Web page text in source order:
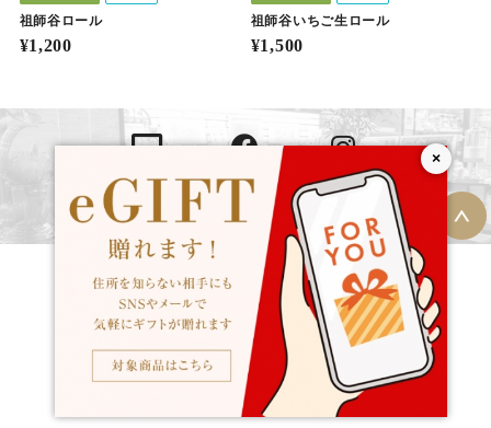
×
祖師谷ロール
¥1,200
祖師谷いちご生ロール
¥1,500
Instagram
Copyright © コンディトライニシキヤ All Rights Reserved.